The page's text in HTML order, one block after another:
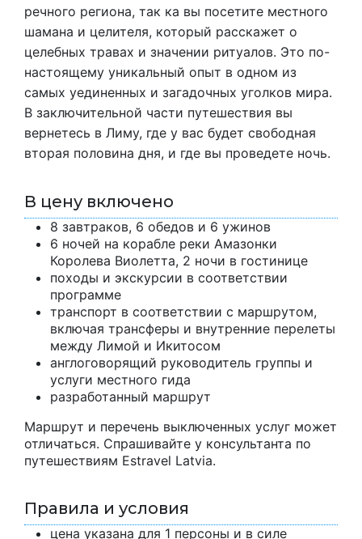
речного региона, так ка вы посетите местного
шамана и целителя, который расскажет о
целебных травах и значении ритуалов. Это по-
настоящему уникальный опыт в одном из
самых уединенных и загадочных уголков мира.
В заключительной части путешествия вы
вернетесь в Лиму, где у вас будет свободная
вторая половина дня, и где вы проведете ночь.
В цену включено
8 завтраков, 6 обедов и 6 ужинов
6 ночей на корабле реки Амазонки
Королева Виолетта, 2 ночи в гостинице
походы и экскурсии в соответствии
программе
транспорт в соответствии с маршрутом,
включая трансферы и внутренние перелеты
между Лимой и Икитосом
англоговорящий руководитель группы и
услуги местного гида
разработанный маршрут
Маршрут и перечень выключенных услуг может
отличаться. Спрашивайте у консультанта по
путешествиям Estravel Latvia.
Правила и условия
цена указана для 1 персоны и в силе